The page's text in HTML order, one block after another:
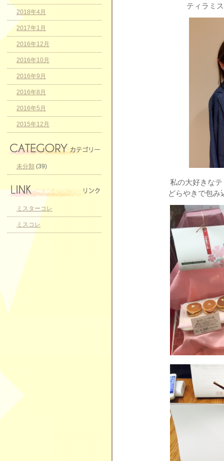
ティラミ
私の大好きな
どらやきで包み
2018年4月
2017年1月
2016年12月
2016年10月
2016年9月
2016年8月
2016年5月
2015年12月
未分類(39)
ミスターコレ
ミスコレ